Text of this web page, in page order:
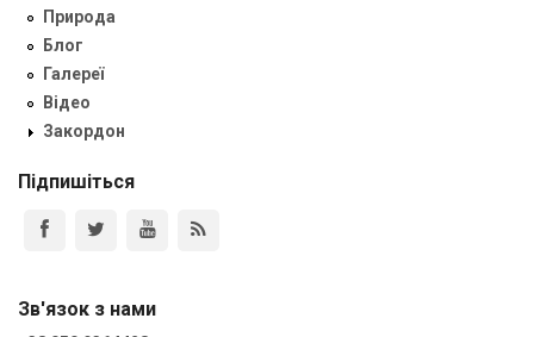
Природа
Блог
Галереї
Відео
Закордон
Підпишіться
Зв'язок з нами